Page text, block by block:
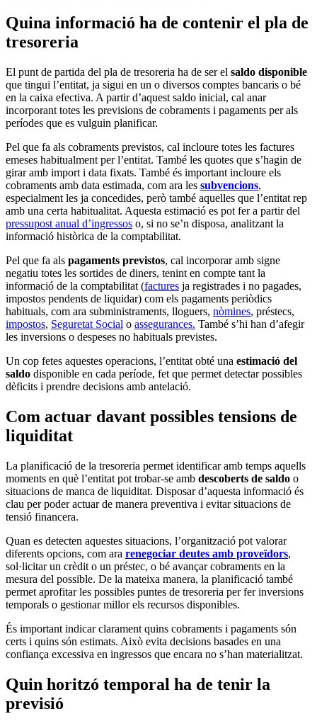
Quina informació ha de contenir el pla de
tresoreria
El punt de partida del pla de tresoreria ha de ser el saldo disponible
que tingui l’entitat, ja sigui en un o diversos comptes bancaris o bé
en la caixa efectiva. A partir d’aquest saldo inicial, cal anar
incorporant totes les previsions de cobraments i pagaments per als
períodes que es vulguin planificar.
Pel que fa als cobraments previstos, cal incloure totes les factures
emeses habitualment per l’entitat. També les quotes que s’hagin de
girar amb import i data fixats. També és important incloure els
cobraments amb data estimada, com ara les subvencions,
especialment les ja concedides, però també aquelles que l’entitat rep
amb una certa habitualitat. Aquesta estimació es pot fer a partir del
pressupost anual d’ingressos o, si no se’n disposa, analitzant la
informació històrica de la comptabilitat.
Pel que fa als pagaments previstos, cal incorporar amb signe
negatiu totes les sortides de diners, tenint en compte tant la
informació de la comptabilitat (factures ja registrades i no pagades,
impostos pendents de liquidar) com els pagaments periòdics
habituals, com ara subministraments, lloguers, nòmines, préstecs,
impostos, Seguretat Social o assegurances. També s’hi han d’afegir
les inversions o despeses no habituals previstes.
Un cop fetes aquestes operacions, l’entitat obté una estimació del
saldo disponible en cada període, fet que permet detectar possibles
dèficits i prendre decisions amb antelació.
Com actuar davant possibles tensions de
liquiditat
La planificació de la tresoreria permet identificar amb temps aquells
moments en què l’entitat pot trobar-se amb descoberts de saldo o
situacions de manca de liquiditat. Disposar d’aquesta informació és
clau per poder actuar de manera preventiva i evitar situacions de
tensió financera.
Quan es detecten aquestes situacions, l’organització pot valorar
diferents opcions, com ara renegociar deutes amb proveïdors,
sol·licitar un crèdit o un préstec, o bé avançar cobraments en la
mesura del possible. De la mateixa manera, la planificació també
permet aprofitar les possibles puntes de tresoreria per fer inversions
temporals o gestionar millor els recursos disponibles.
És important indicar clarament quins cobraments i pagaments són
certs i quins són estimats. Això evita decisions basades en una
confiança excessiva en ingressos que encara no s’han materialitzat.
Quin horitzó temporal ha de tenir la
previsió